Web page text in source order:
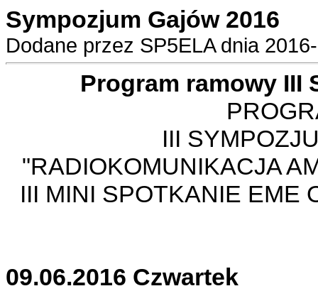
Sympozjum Gajów 2016
Dodane przez SP5ELA dnia
Program ramowy III
III
"RADIOKOMUNIKACJA
III MINI SPOTKANIE EME
09.06.2016 Czwartek